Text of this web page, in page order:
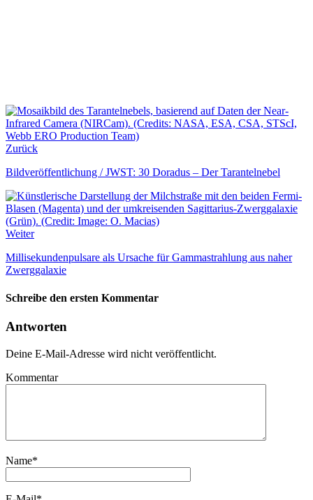
Zurück
Bildveröffentlichung / JWST: 30 Doradus – Der Tarantelnebel
Weiter
Millisekundenpulsare als Ursache für Gammastrahlung aus naher
Zwerggalaxie
Schreibe den ersten Kommentar
Antworten
Deine E-Mail-Adresse wird nicht veröffentlicht.
Kommentar
Name*